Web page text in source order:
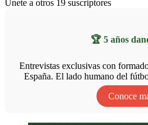
Únete a otros 19 suscriptores
🏆 5 años
Entrevistas exclusivas con
España. El lado humano del
Conoce